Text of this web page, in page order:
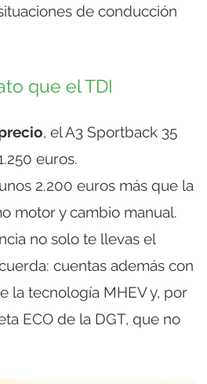
de conducción
que el TDI
, el A3 Sportback 35
euros.
2.200 euros más que la
motor y cambio manual.
no solo te llevas el
cuentas además con
la tecnología MHEV y, por
ECO de la DGT, que no